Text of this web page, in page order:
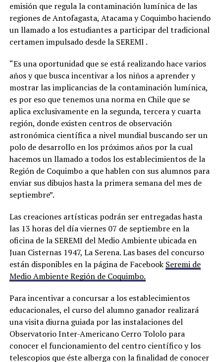
emisión que regula la contaminación lumínica de las
regiones de Antofagasta, Atacama y Coquimbo haciendo
un llamado a los estudiantes a participar del tradicional
certamen impulsado desde la SEREMI .
“Es una oportunidad que se está realizando hace varios
años y que busca incentivar a los niños a aprender y
mostrar las implicancias de la contaminación lumínica,
es por eso que tenemos una norma en Chile que se
aplica exclusivamente en la segunda, tercera y cuarta
región, donde existen centros de observación
astronómica científica a nivel mundial buscando ser un
polo de desarrollo en los próximos años por la cual
hacemos un llamado a todos los establecimientos de la
Región de Coquimbo a que hablen con sus alumnos para
enviar sus dibujos hasta la primera semana del mes de
septiembre”.
Las creaciones artísticas podrán ser entregadas hasta
las 13 horas del día viernes 07 de septiembre en la
oficina de la SEREMI del Medio Ambiente ubicada en
Juan Cisternas 1947, La Serena. Las bases del concurso
están disponibles en la página de Facebook Seremi de
Medio Ambiente Región de Coquimbo.
Para incentivar a concursar a los establecimientos
educacionales, el curso del alumno ganador realizará
una visita diurna guiada por las instalaciones del
Observatorio Inter-Americano Cerro Tololo para
conocer el funcionamiento del centro científico y los
telescopios que éste alberga con la finalidad de conocer